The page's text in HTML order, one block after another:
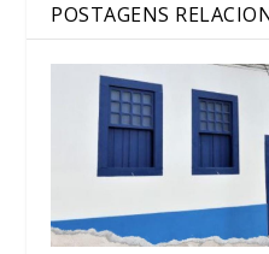
POSTAGENS